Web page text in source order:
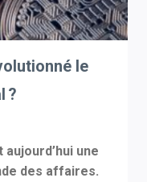
le
?
une
des affaires.